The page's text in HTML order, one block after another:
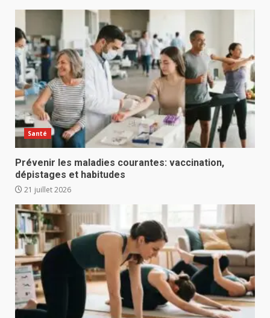
Santé
Prévenir les maladies courantes: vaccination,
dépistages et habitudes
21 juillet 2026